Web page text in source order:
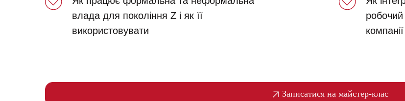
влада для покоління Z і як її
використовувати
компанії
Записатися на майстер-клас